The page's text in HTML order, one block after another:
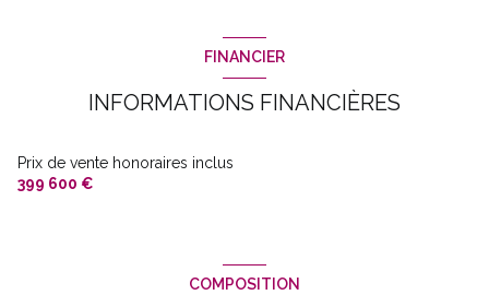
FINANCIER
INFORMATIONS FINANCIÈRES
Prix de vente honoraires inclus
399 600 €
COMPOSITION